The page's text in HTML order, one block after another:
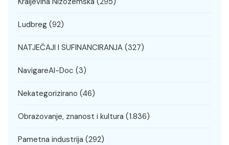
Ludbreg (92)
NATJEČAJI I SUFINANCIRANJA (327)
NavigareAI-Doc (3)
Nekategorizirano (46)
Obrazovanje, znanost i kultura (1.836)
Pametna industrija (292)